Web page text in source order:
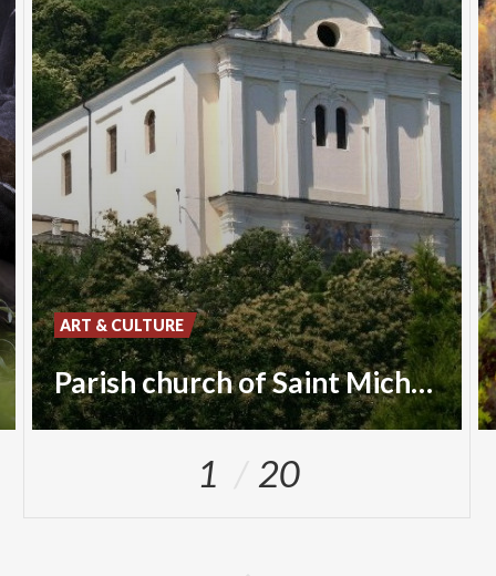
Parish church of Saint Michael Archangel
ART & CULTURE
1 20